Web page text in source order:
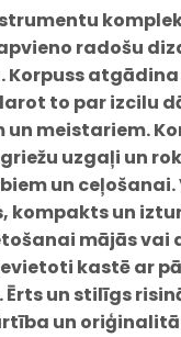
radošu
Korpuss
to par izcilu
un meistariem.
uzgaļi un
un ceļošanai.
kompakts un
mājās vai
kastē ar
un stilīgs
un